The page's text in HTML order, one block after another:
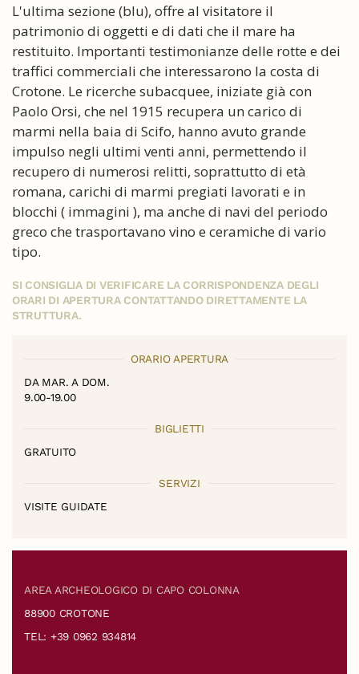
L'ultima sezione (blu), offre al visitatore il
patrimonio di oggetti e di dati che il mare ha
restituito. Importanti testimonianze delle rotte e dei
traffici commerciali che interessarono la costa di
Crotone. Le ricerche subacquee, iniziate già con
Paolo Orsi, che nel 1915 recupera un carico di
marmi nella baia di Scifo, hanno avuto grande
impulso negli ultimi venti anni, permettendo il
recupero di numerosi relitti, soprattutto di età
romana, carichi di marmi pregiati lavorati e in
blocchi ( immagini ), ma anche di navi del periodo
greco che trasportavano vino e ceramiche di vario
tipo.
SI CONSIGLIA DI VERIFICARE LA CORRISPONDENZA DEGLI
ORARI DI APERTURA CONTATTANDO DIRETTAMENTE LA
STRUTTURA.
ORARIO APERTURA
DA MAR. A DOM.
9.00-19.00
BIGLIETTI
GRATUITO
SERVIZI
VISITE GUIDATE
AREA ARCHEOLOGICO DI CAPO COLONNA
88900 CROTONE
TEL: +39 0962 934814